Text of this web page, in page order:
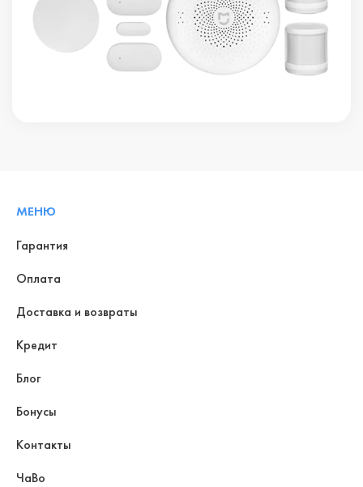
МЕНЮ
Гарантия
Оплата
Доставка и возвраты
Кредит
Блог
Бонусы
Контакты
ЧаВо